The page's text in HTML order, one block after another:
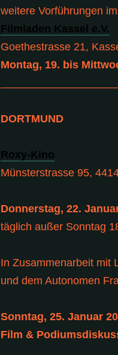
weitere Vorführungen im
Filmladen Kassel e.V.
Goethestrasse 21,
Montag, 19. bis
DORTMUND
Roxy-Kino
Münsterstrasse 95,
Donnerstag, 22.
täglich außer Sonntag
In Zusammenarbeit mit
und dem Autonomen
Sonntag, 25. Januar
Film &